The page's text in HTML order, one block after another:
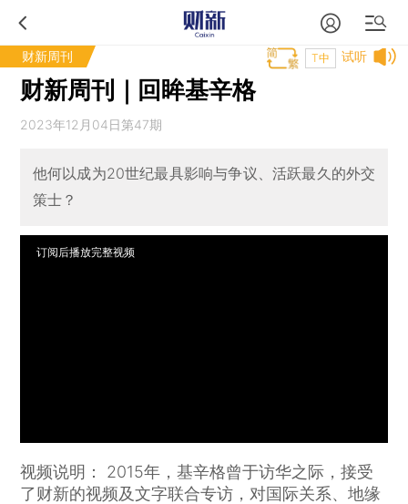
财新周刊 试听
T中
财新周刊｜回眸基辛格
2023年12月04日第47期
他何以成为20世纪最具影响与争议、活跃最久的外交
策士？
订阅后播放完整视频
视频说明： 2015年，基辛格曾于访华之际，接受
了财新的视频及文字联合专访，对国际关系、地缘